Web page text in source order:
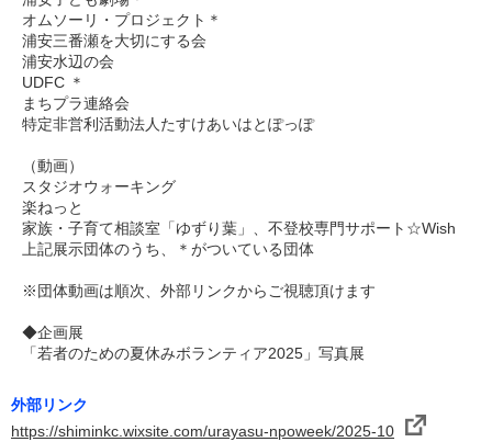
オムソーリ・プロジェクト＊
浦安三番瀬を大切にする会
浦安水辺の会
UDFC ＊
まちプラ連絡会
特定非営利活動法人たすけあいはとぽっぽ
（動画）
スタジオウォーキング
楽ねっと
家族・子育て相談室「ゆずり葉」、不登校専門サポート☆Wish
上記展示団体のうち、＊がついている団体
※団体動画は順次、外部リンクからご視聴頂けます
◆企画展
「若者のための夏休みボランティア2025」写真展
外部リンク
https://shiminkc.wixsite.com/urayasu-npoweek/2025-10